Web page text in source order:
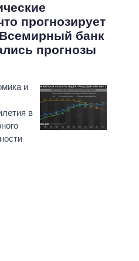
МИР
ПОЛИТИКОВ
прогнозирует
банк
прогнозы
и
в